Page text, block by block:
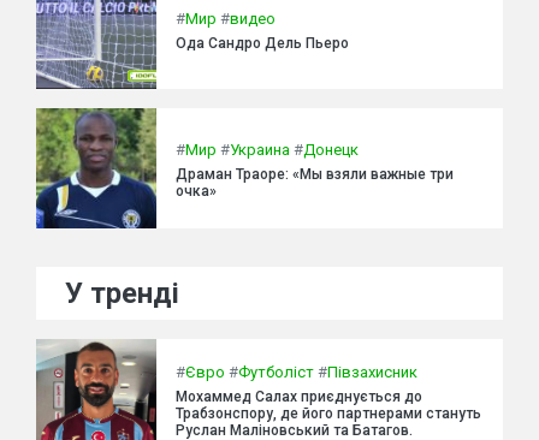
#Мир #видео
Ода Сандро Дель Пьеро
#Мир #Украина #Донецк
Драман Траоре: «Мы взяли важные три
очка»
У тренді
#Євро #Футболіст #Півзахисник
Мохаммед Салах приєднується до
Трабзонспору, де його партнерами стануть
Руслан Маліновський та Батагов.